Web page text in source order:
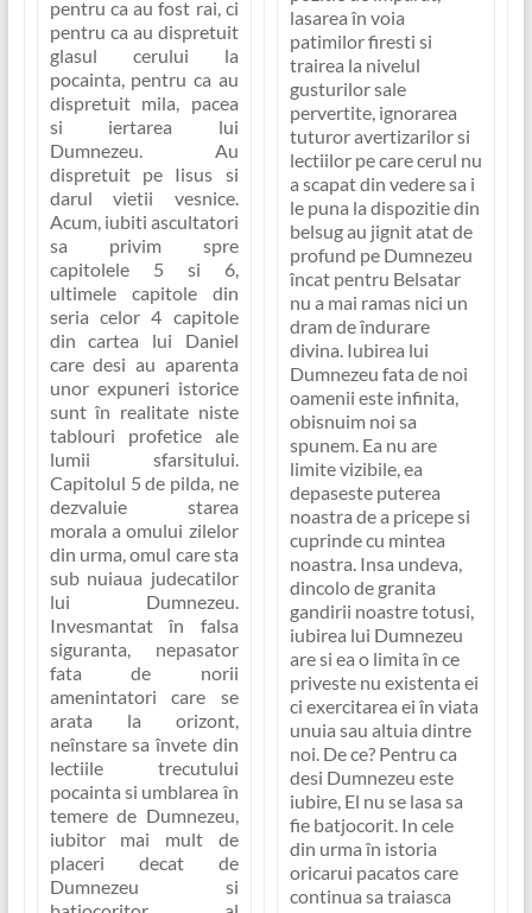
pentru ca au fost rai, ci
pentru ca au dispretuit
glasul cerului la
pocainta, pentru ca au
dispretuit mila, pacea
si iertarea lui
Dumnezeu. Au
dispretuit pe Iisus si
darul vietii vesnice.
Acum, iubiti ascultatori
sa privim spre
capitolele 5 si 6,
ultimele capitole din
seria celor 4 capitole
din cartea lui Daniel
care desi au aparenta
unor expuneri istorice
sunt în realitate niste
tablouri profetice ale
lumii sfarsitului.
Capitolul 5 de pilda, ne
dezvaluie starea
morala a omului zilelor
din urma, omul care sta
sub nuiaua judecatilor
lui Dumnezeu.
Invesmantat în falsa
siguranta, nepasator
fata de norii
amenintatori care se
arata la orizont,
neînstare sa învete din
lectiile trecutului
pocainta si umblarea în
temere de Dumnezeu,
iubitor mai mult de
placeri decat de
Dumnezeu si
lasarea în voia
patimilor firesti si
trairea la nivelul
gusturilor sale
pervertite, ignorarea
tuturor avertizarilor si
lectiilor pe care cerul nu
a scapat din vedere sa i
le puna la dispozitie din
belsug au jignit atat de
profund pe Dumnezeu
încat pentru Belsatar
nu a mai ramas nici un
dram de îndurare
divina. Iubirea lui
Dumnezeu fata de noi
oamenii este infinita,
obisnuim noi sa
spunem. Ea nu are
limite vizibile, ea
depaseste puterea
noastra de a pricepe si
cuprinde cu mintea
noastra. Insa undeva,
dincolo de granita
gandirii noastre totusi,
iubirea lui Dumnezeu
are si ea o limita în ce
priveste nu existenta ei
ci exercitarea ei în viata
unuia sau altuia dintre
noi. De ce? Pentru ca
desi Dumnezeu este
iubire, El nu se lasa sa
fie batjocorit. In cele
din urma în istoria
oricarui pacatos care
continua sa traiasca